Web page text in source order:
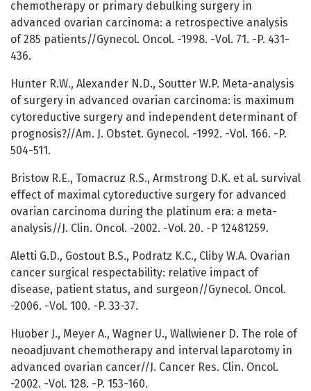
chemotherapy or primary debulking surgery in
advanced ovarian carcinoma: a retrospective analysis
of 285 patients//Gynecol. Oncol. -1998. -Vol. 71. -P. 431-
436.
Hunter R.W., Alexander N.D., Soutter W.P. Meta-analysis
of surgery in advanced ovarian carcinoma: is maximum
cytoreductive surgery and independent determinant of
prognosis?//Am. J. Obstet. Gynecol. -1992. -Vol. 166. -P.
504-511.
Bristow R.E., Tomacruz R.S., Armstrong D.K. et al. survival
effect of maximal cytoreductive surgery for advanced
ovarian carcinoma during the platinum era: a meta-
analysis//J. Clin. Oncol. -2002. -Vol. 20. -P 12481259.
Aletti G.D., Gostout B.S., Podratz K.C., Cliby W.A. Ovarian
cancer surgical respectability: relative impact of
disease, patient status, and surgeon//Gynecol. Oncol.
-2006. -Vol. 100. -P. 33-37.
Huober J., Meyer A., Wagner U., Wallwiener D. The role of
neoadjuvant chemotherapy and interval laparotomy in
advanced ovarian cancer//J. Cancer Res. Clin. Oncol.
-2002. -Vol. 128. -P. 153-160.